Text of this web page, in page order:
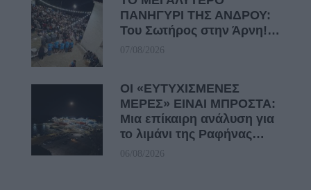
ΠΑΝΗΓΥΡΙ ΤΗΣ ΑΝΔΡΟΥ:
Του Σωτήρος στην Άρνη!…
07/08/2026
ΟΙ «ΕΥΤΥΧΙΣΜΕΝΕΣ
ΜΕΡΕΣ» ΕΙΝΑΙ ΜΠΡΟΣΤΑ:
Μια επίκαιρη ανάλυση για
το λιμάνι της Ραφήνας…
06/08/2026